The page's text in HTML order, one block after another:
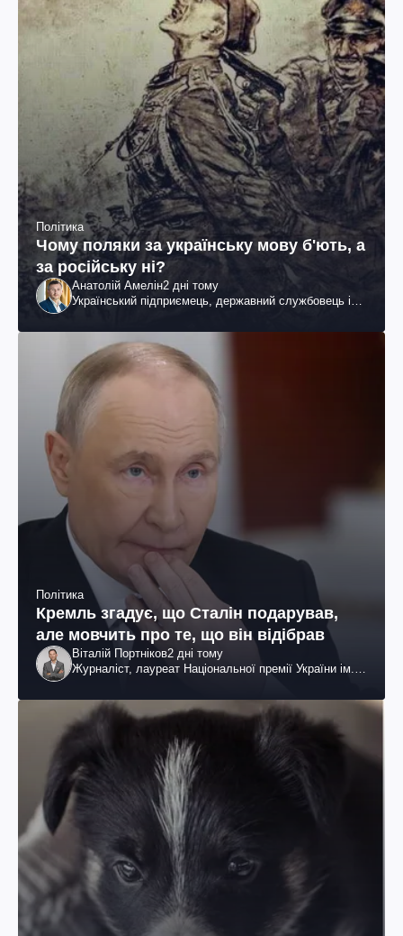
Політика
Чому поляки за українську мову б'ють, а
за російську ні?
Анатолій Амелін2 дні тому
Український підприємець, державний службовець і
Політика
Кремль згадує, що Сталін подарував,
але мовчить про те, що він відібрав
Віталій Портніков2 дні тому
Журналіст, лауреат Національної премії України ім.